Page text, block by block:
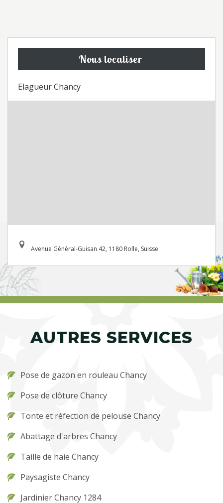
Nous localiser
Elagueur Chancy
Avenue Général-Guisan 42, 1180 Rolle, Suisse
AUTRES SERVICES
Pose de gazon en rouleau Chancy
Pose de clôture Chancy
Tonte et réfection de pelouse Chancy
Abattage d'arbres Chancy
Taille de haie Chancy
Paysagiste Chancy
Jardinier Chancy 1284